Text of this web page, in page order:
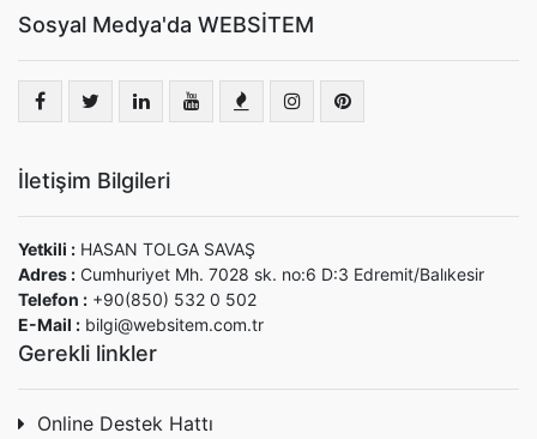
Sosyal Medya'da WEBSİTEM
İletişim Bilgileri
Yetkili : HASAN TOLGA SAVAŞ
Adres : Cumhuriyet Mh. 7028 sk. no:6 D:3 Edremit/Balıkesir
Telefon : +90(850) 532 0 502
E-Mail : bilgi@websitem.com.tr
Gerekli linkler
Online Destek Hattı